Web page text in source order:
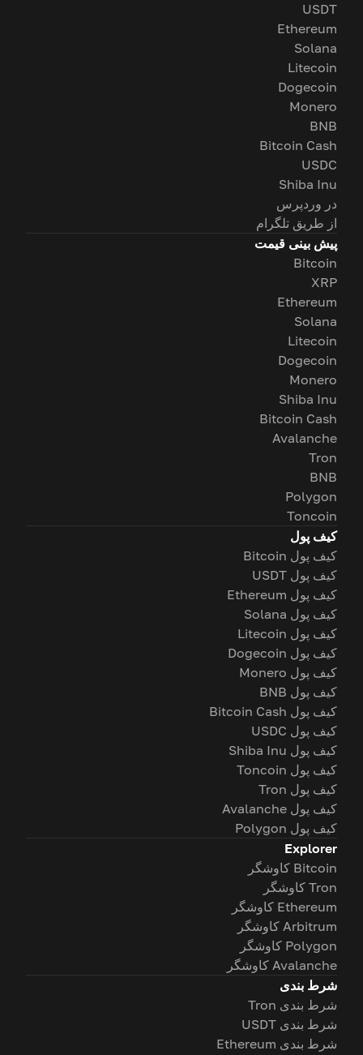
USDT
Ethereum
Solana
Litecoin
Dogecoin
Monero
BNB
Bitcoin Cash
USDC
Shiba Inu
در وردپرس
از طریق تلگرام
پیش بینی قیمت
Bitcoin
XRP
Ethereum
Solana
Litecoin
Dogecoin
Monero
Shiba Inu
Bitcoin Cash
Avalanche
Tron
BNB
Polygon
Toncoin
کیف پول
کیف پول Bitcoin
کیف پول USDT
کیف پول Ethereum
کیف پول Solana
کیف پول Litecoin
کیف پول Dogecoin
کیف پول Monero
کیف پول BNB
کیف پول Bitcoin Cash
کیف پول USDC
کیف پول Shiba Inu
کیف پول Toncoin
کیف پول Tron
کیف پول Avalanche
کیف پول Polygon
Explorer
Bitcoin کاوشگر
Tron کاوشگر
Ethereum کاوشگر
Arbitrum کاوشگر
Polygon کاوشگر
Avalanche کاوشگر
شرط بندی
شرط بندی Tron
شرط بندی USDT
شرط بندی Ethereum